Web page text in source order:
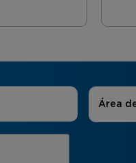
Áreas de
Área